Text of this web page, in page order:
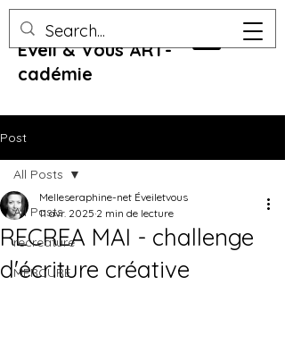
Eveil & Vous ART-
cadémie
Post
All Posts
recreature
MERCURE
All Posts
RECREA MAI - challenge
d'écriture créative
Melleseraphine-net Éveiletvous
11 avr. 2025 2 min de lecture